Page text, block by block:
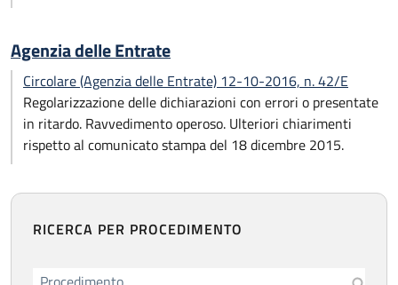
Agenzia delle Entrate
Circolare (Agenzia delle Entrate) 12-10-2016, n. 42/E
Regolarizzazione delle dichiarazioni con errori o presentate
in ritardo. Ravvedimento operoso. Ulteriori chiarimenti
rispetto al comunicato stampa del 18 dicembre 2015.
RICERCA PER PROCEDIMENTO